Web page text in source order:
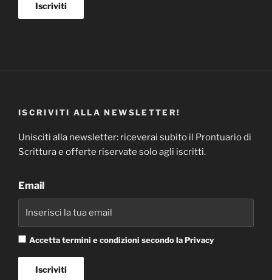
ISCRIVITI ALLA NEWSLETTER!
Unisciti alla newsletter: riceverai subito il Prontuario di
Scrittura e offerte riservate solo agli iscritti.
Email
Accetta termini e condizioni secondo la Privacy